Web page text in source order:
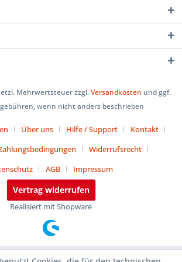
Mehrwertsteuer zzgl.Versandkosten und ggf.
wenn nicht anders beschrieben
Über uns Hilfe / Support
Kontakt
Widerrufsrecht
AGB Impressum
Vertrag widerrufen
Realisiert mit Shopware